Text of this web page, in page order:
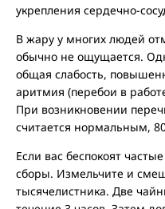
укрепления сердечно-
В жару у многих людей
обычно не ощущается.
общая слабость,
аритмия (перебои в
При возникновении
считается нормальным,
Если вас беспокоят
сборы. Измельчите и
тысячелистника. Две